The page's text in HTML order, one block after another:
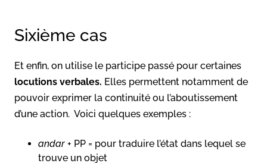
Sixième cas
Et enfin, on utilise le participe passé pour certaines
locutions verbales. Elles permettent notamment de
pouvoir exprimer la continuité ou l’aboutissement
d’une action. Voici quelques exemples :
andar + PP = pour traduire l’état dans lequel se
trouve un objet